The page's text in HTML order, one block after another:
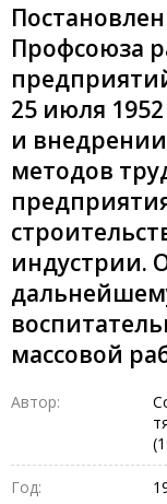
Профсоюза
25 июля
и
методов
индустрии.
массовой
Автор:
Год: